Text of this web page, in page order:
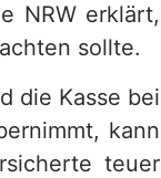
NRW erklärt,
sollte.
die Kasse bei
kann
teuer